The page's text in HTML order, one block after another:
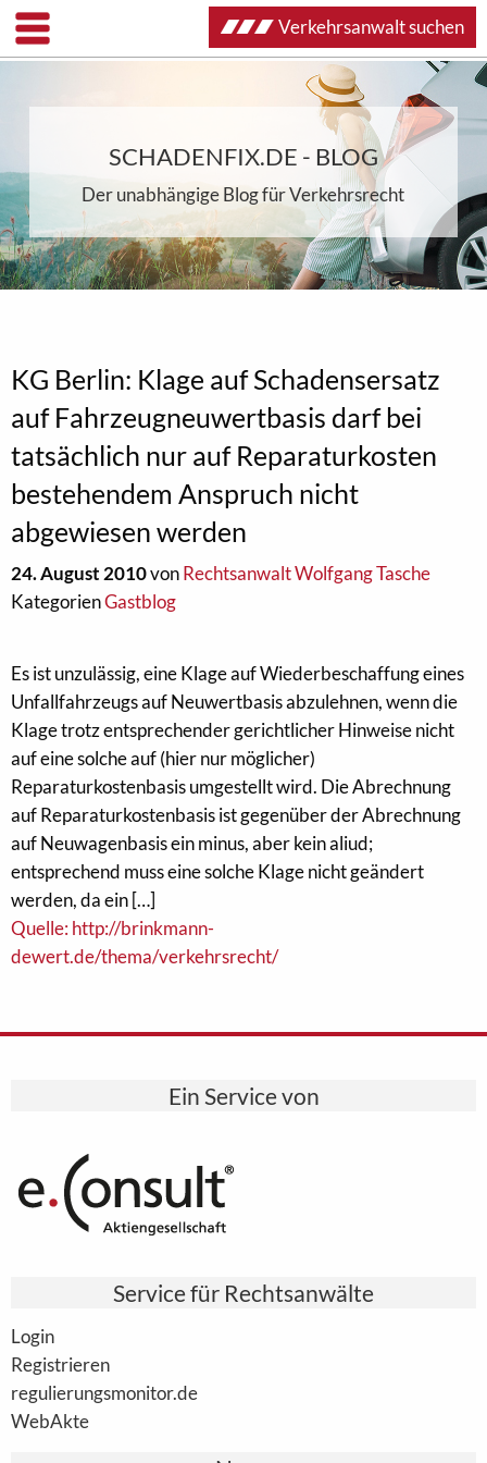
SCHADENFIX.DE - BLOG
Der unabhängige Blog für Verkehrsrecht
KG Berlin: Klage auf Schadensersatz
auf Fahrzeugneuwertbasis darf bei
tatsächlich nur auf Reparaturkosten
bestehendem Anspruch nicht
abgewiesen werden
24. August 2010vonRechtsanwalt Wolfgang Tasche
KategorienGastblog
Es ist unzulässig, eine Klage auf Wiederbeschaffung eines
Unfallfahrzeugs auf Neuwertbasis abzulehnen, wenn die
Klage trotz entsprechender gerichtlicher Hinweise nicht
auf eine solche auf (hier nur möglicher)
Reparaturkostenbasis umgestellt wird. Die Abrechnung
auf Reparaturkostenbasis ist gegenüber der Abrechnung
auf Neuwagenbasis ein minus, aber kein aliud;
entsprechend muss eine solche Klage nicht geändert
werden, da ein […]
Quelle: http://brinkmann-
dewert.de/thema/verkehrsrecht/
Ein Service von
Service für Rechtsanwälte
Login
Registrieren
regulierungsmonitor.de
WebAkte
Verkehrsanwalt suchen